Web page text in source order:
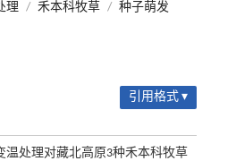
理 / 禾本科牧草 / 种子萌发
引用格式 ▾
温处理对藏北高原3种禾本科牧草